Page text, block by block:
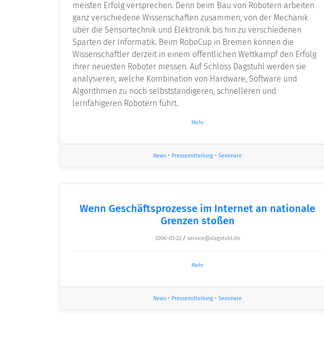
meisten Erfolg versprechen. Denn beim Bau von Robotern arbeiten
ganz verschiedene Wissenschaften zusammen, von der Mechanik
über die Sensortechnik und Elektronik bis hin zu verschiedenen
Sparten der Informatik. Beim RoboCup in Bremen können die
Wissenschaftler derzeit in einem öffentlichen Wettkampf den Erfolg
ihrer neuesten Roboter messen. Auf Schloss Dagstuhl werden sie
analysieren, welche Kombination von Hardware, Software und
Algorithmen zu noch selbstständigeren, schnelleren und
lernfähigeren Robotern führt.
Mehr
News • Pressemitteilung • Seminare
Wenn Geschäftsprozesse im Internet an nationale
Grenzen stoßen
2006-03-22 / service@dagstuhl.de
Mehr
News • Pressemitteilung • Seminare